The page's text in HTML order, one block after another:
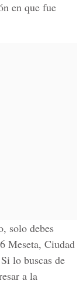
en que fue
solo debes
Meseta, Ciudad
lo buscas de
a la